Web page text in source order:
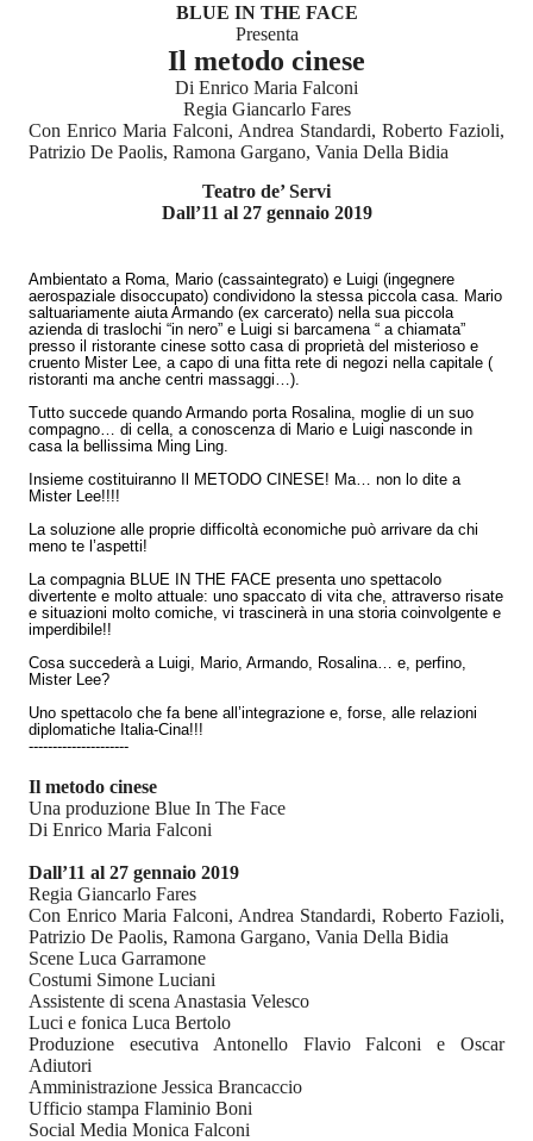
BLUE IN THE FACE
Presenta
Il metodo cinese
Di Enrico Maria Falconi
Regia Giancarlo Fares
Con Enrico Maria Falconi, Andrea Standardi, Roberto Fazioli,
Patrizio De Paolis, Ramona Gargano, Vania Della Bidia
Teatro de’ Servi
Dall’11 al 27 gennaio 2019
Ambientato a Roma, Mario (cassaintegrato) e Luigi (ingegnere
aerospaziale disoccupato) condividono la stessa piccola casa. Mario
saltuariamente aiuta Armando (ex carcerato) nella sua piccola
azienda di traslochi “in nero” e Luigi si barcamena “ a chiamata”
presso il ristorante cinese sotto casa di proprietà del misterioso e
cruento Mister Lee, a capo di una fitta rete di negozi nella capitale (
ristoranti ma anche centri massaggi…).
Tutto succede quando Armando porta Rosalina, moglie di un suo
compagno… di cella, a conoscenza di Mario e Luigi nasconde in
casa la bellissima Ming Ling.
Insieme costituiranno Il METODO CINESE! Ma… non lo dite a
Mister Lee!!!!
La soluzione alle proprie difficoltà economiche può arrivare da chi
meno te l’aspetti!
La compagnia BLUE IN THE FACE presenta uno spettacolo
divertente e molto attuale: uno spaccato di vita che, attraverso risate
e situazioni molto comiche, vi trascinerà in una storia coinvolgente e
imperdibile!!
Cosa succederà a Luigi, Mario, Armando, Rosalina… e, perfino,
Mister Lee?
Uno spettacolo che fa bene all’integrazione e, forse, alle relazioni
diplomatiche Italia-Cina!!!
---------------------
Il metodo cinese
Una produzione Blue In The Face
Di Enrico Maria Falconi
Dall’11 al 27 gennaio 2019
Regia Giancarlo Fares
Con Enrico Maria Falconi, Andrea Standardi, Roberto Fazioli,
Patrizio De Paolis, Ramona Gargano, Vania Della Bidia
Scene Luca Garramone
Costumi Simone Luciani
Assistente di scena Anastasia Velesco
Luci e fonica Luca Bertolo
Produzione esecutiva Antonello Flavio Falconi e Oscar
Adiutori
Amministrazione Jessica Brancaccio
Ufficio stampa Flaminio Boni
Social Media Monica Falconi